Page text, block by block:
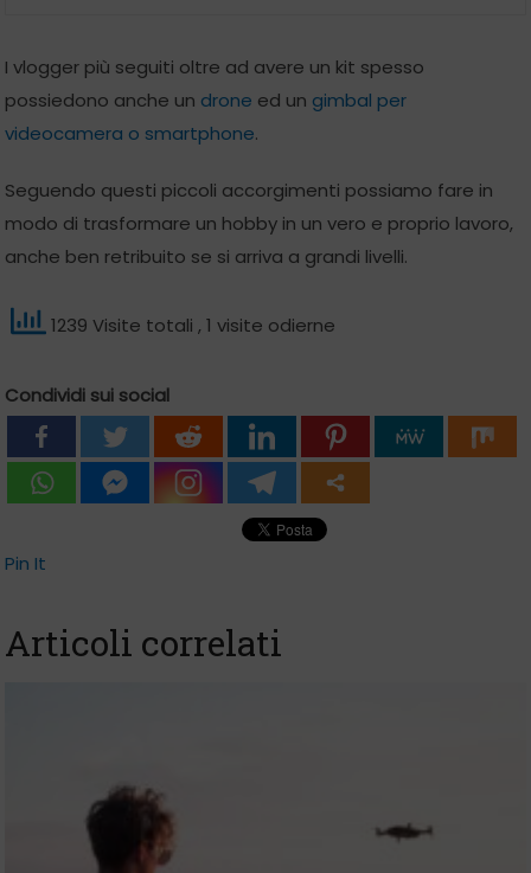
I vlogger più seguiti oltre ad avere un kit spesso
possiedono anche un drone ed un gimbal per
videocamera o smartphone.
Seguendo questi piccoli accorgimenti possiamo fare in
modo di trasformare un hobby in un vero e proprio lavoro,
anche ben retribuito se si arriva a grandi livelli.
1239 Visite totali , 1 visite odierne
Condividi sui social
Pin It
Articoli correlati